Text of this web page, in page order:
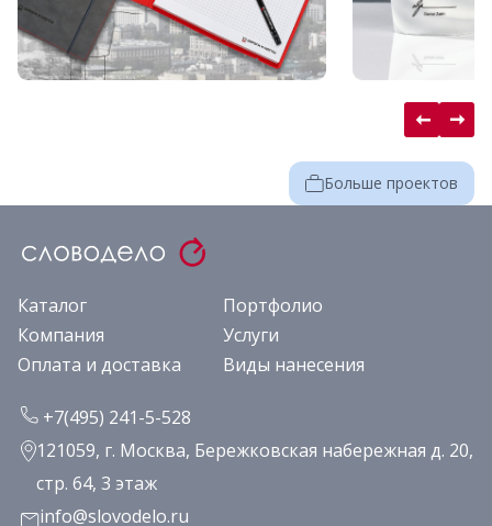
Больше проектов
Каталог
Портфолио
Компания
Услуги
Оплата и доставка
Виды нанесения
+7(495) 241-5-528
121059, г. Москва, Бережковская набережная д. 20,
стр. 64, 3 этаж
info@slovodelo.ru